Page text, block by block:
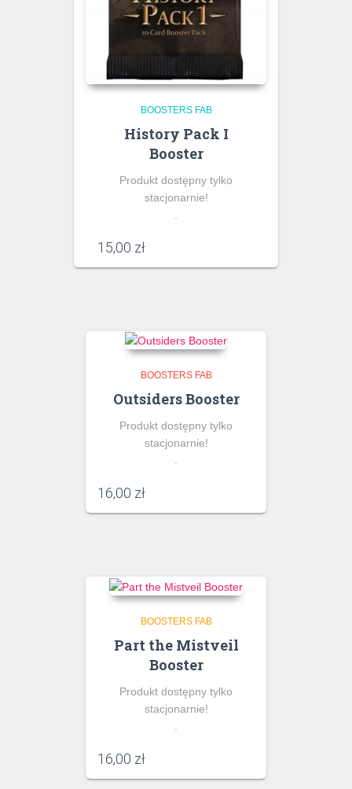
BOOSTERS FAB
History Pack I
Booster
Produkt dostępny tylko
stacjonarnie!
15,00 zł
BOOSTERS FAB
Outsiders Booster
Produkt dostępny tylko
stacjonarnie!
.
16,00 zł
BOOSTERS FAB
Part the Mistveil
Booster
Produkt dostępny tylko
stacjonarnie!
16,00 zł